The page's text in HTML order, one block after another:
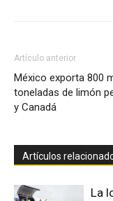
Artículo anterior
México exporta 800
toneladas de limón
y Canadá
Artículos
La